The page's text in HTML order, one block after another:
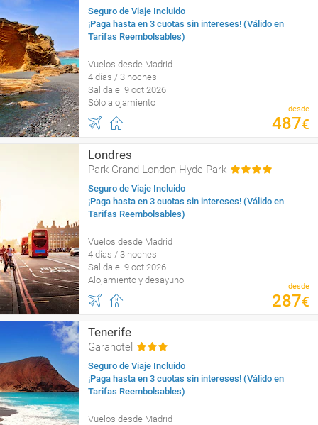
Seguro de Viaje Incluido
¡Paga hasta en 3 cuotas sin intereses! (Válido en
Tarifas Reembolsables)
Vuelos desde Madrid
4 días / 3 noches
Salida el 9 oct 2026
Sólo alojamiento
desde
487€
Londres
Park Grand London Hyde Park
Seguro de Viaje Incluido
¡Paga hasta en 3 cuotas sin intereses! (Válido en
Tarifas Reembolsables)
Vuelos desde Madrid
4 días / 3 noches
Salida el 9 oct 2026
Alojamiento y desayuno
desde
287€
Tenerife
Garahotel
Seguro de Viaje Incluido
¡Paga hasta en 3 cuotas sin intereses! (Válido en
Tarifas Reembolsables)
Vuelos desde Madrid